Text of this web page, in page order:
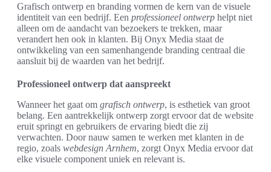
Grafisch ontwerp en branding vormen de kern van de visuele
identiteit van een bedrijf. Een professioneel ontwerp helpt niet
alleen om de aandacht van bezoekers te trekken, maar
verandert hen ook in klanten. Bij Onyx Media staat de
ontwikkeling van een samenhangende branding centraal die
aansluit bij de waarden van het bedrijf.
Professioneel ontwerp dat aanspreekt
Wanneer het gaat om grafisch ontwerp, is esthetiek van groot
belang. Een aantrekkelijk ontwerp zorgt ervoor dat de website
eruit springt en gebruikers de ervaring biedt die zij
verwachten. Door nauw samen te werken met klanten in de
regio, zoals webdesign Arnhem, zorgt Onyx Media ervoor dat
elke visuele component uniek en relevant is.